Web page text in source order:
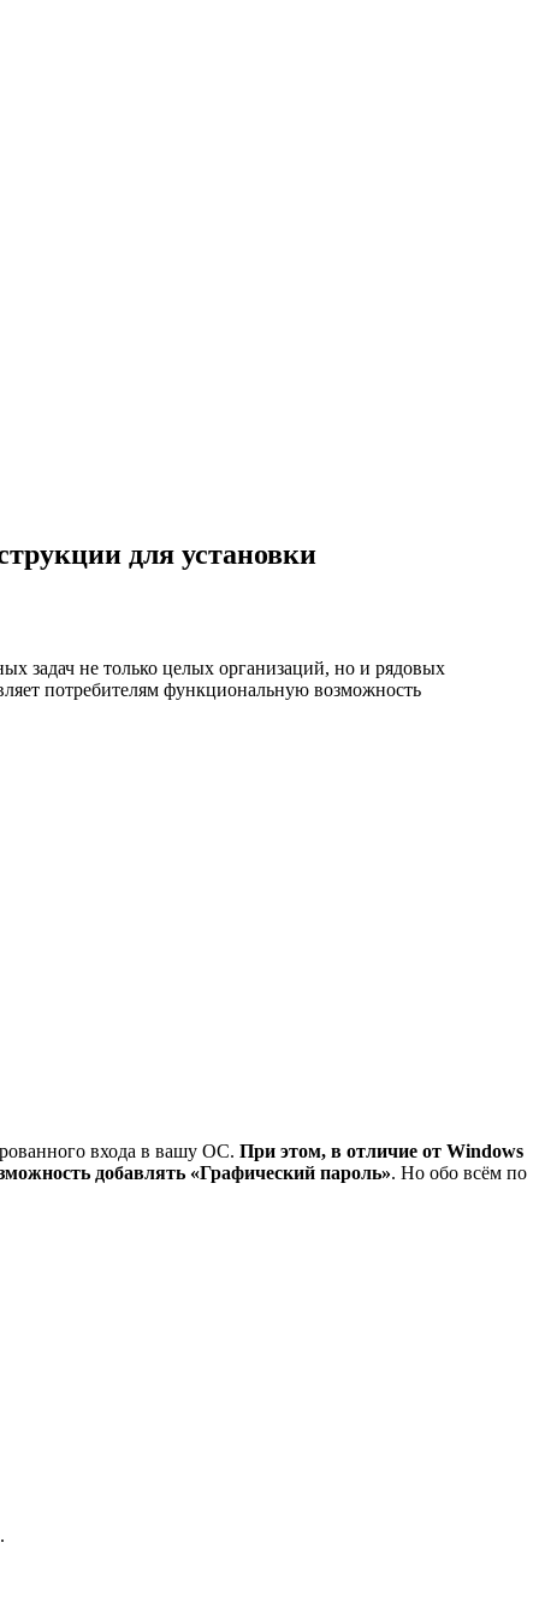
для установки
задач не только целых организаций, но и рядовых
потребителям функциональную возможность
входа в вашу ОС. При этом, в отличие от Windows
добавлять «Графический пароль». Но обо всём по